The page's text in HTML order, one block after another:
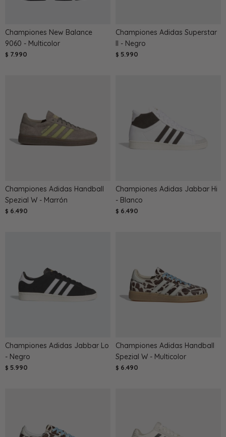
Championes New Balance
9060 - Multicolor
$ 7.990
Championes Adidas Superstar
II - Negro
$ 5.990
Championes Adidas Handball
Spezial W - Marrón
$ 6.490
Championes Adidas Jabbar Hi
- Blanco
$ 6.490
Championes Adidas Jabbar Lo
- Negro
$ 5.990
Championes Adidas Handball
Spezial W - Multicolor
$ 6.490